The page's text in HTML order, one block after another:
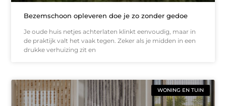
Bezemschoon opleveren doe je zo zonder gedoe
Je oude huis netjes achterlaten klinkt eenvoudig, maar in
de praktijk valt het vaak tegen. Zeker als je midden in een
drukke verhuizing zit en
WONING EN TUIN